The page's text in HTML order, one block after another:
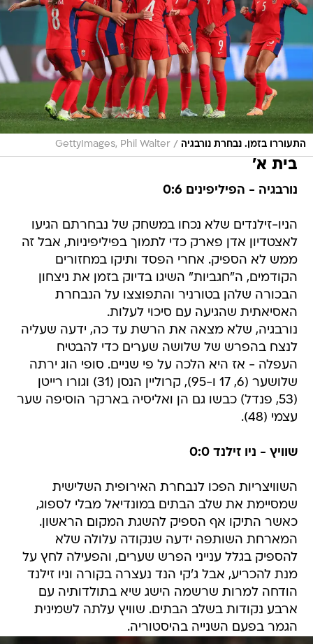
התעוררו בזמן. נבחרת נורבגיה /
GettyImages, Phil Walter
בית א'
נורבגיה - הפיליפינים 0:6
הניו-זילנדים שלא נכחו במשחק של נבחרתם הגיעו
לאצטדיון אדן פארק כדי לתמוך בפיליפיניות, אבל זה
ממש לא הספיק. אחרי הפסד ותיקו במחזורים
הקודמים, ה"חגביות" השיגו בדיוק בזמן את ניצחון
הבכורה שלהן בטורניר והתפוצצו על הנבחרת
האסיאתית שהגיעה עם סיכוי לעלות.
נורבגיה, שלא מצאה את הרשת עד כה, ידעה שעליה
לנצח בהפרש של שלושה שערים כדי להבטיח
העפלה - אז היא הלכה על פי שניים. סופי הוג ירתה
שלושער (6, 17 ו-95), קרוליין הנסן (31) וגורו רייטן
(53, פנדל) כבשו גם הן ואליסיה בארקר הוסיפה שער
עצמי (48).
שוויץ - ניו זילנד 0:0
השוויצריות הפכו לנבחרת האירופית השלישית
שמסיימת את שלב הבתים במונדיאל מבלי לספוג,
כאשר התיקו אף הספיק להשגת המקום הראשון.
המארחת השותפה ידעה שנקודה עלולה שלא
להספיק בגלל ענייני הפרש שערים, והפעילה לחץ על
מנת להכריע, אבל ג'קי הנד נעצרה בקורה וניו זילנד
הודחה למרות שרשמה הישג שיא בתולדותיה עם
ארבע נקודות בשלב הבתים. שוויץ עלתה לשמינית
הגמר בפעם השנייה בהיסטוריה.